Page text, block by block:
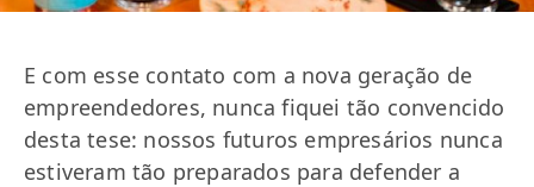
E com esse contato com a nova geração de
empreendedores, nunca fiquei tão convencido
desta tese: nossos futuros empresários nunca
estiveram tão preparados para defender a